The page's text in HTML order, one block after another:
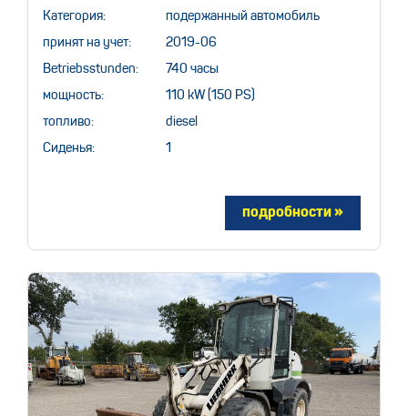
Категория: подержанный автомобиль
принят на учет: 2019-06
Betriebsstunden: 740 часы
мощность: 110 kW (150 PS)
топливо: diesel
Сиденья: 1